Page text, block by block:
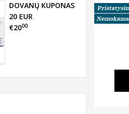
DOVANŲ KUPONAS
20 EUR
€2000